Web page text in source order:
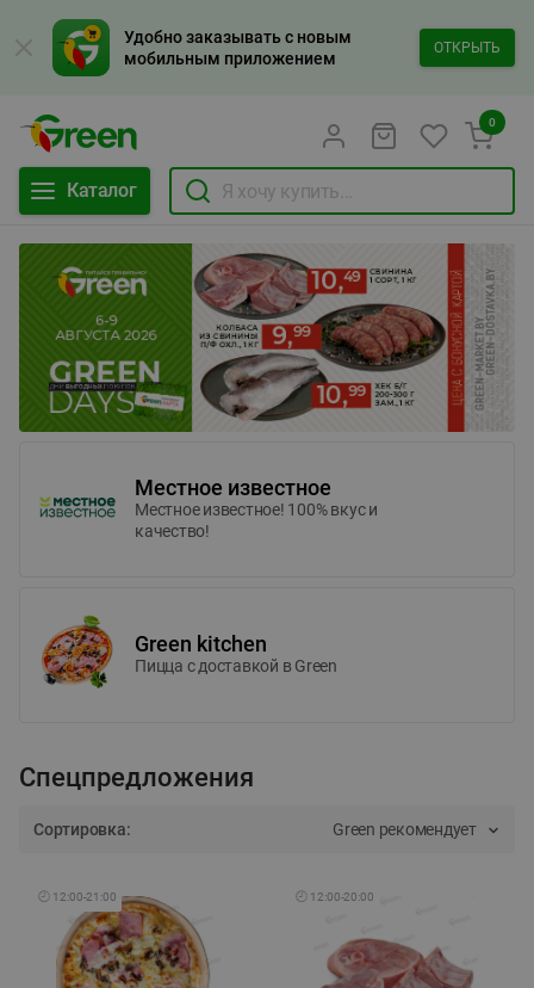
Удобно заказывать с новым
мобильным приложением
ОТКРЫТЬ
Каталог
0
Местное известное
Местное известное! 100% вкус и
качество!
Green kitchen
Пицца c доставкой в Green
Спецпредложения
Сортировка: Green рекомендует
🕘 12:00-21:00 🕘 12:00-20:00